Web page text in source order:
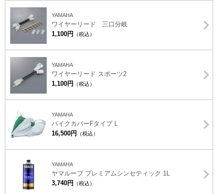
YAMAHA
ワイヤーリード 三口分岐
1,100円
（税込）
YAMAHA
ワイヤーリード スポーツ2
1,100円
（税込）
YAMAHA
バイクカバーFタイプ L
16,500円
（税込）
YAMAHA
ヤマルーブ プレミアムシンセティック 1L
3,740円
（税込）